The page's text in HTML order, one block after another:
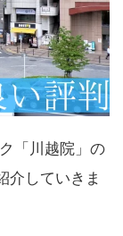
「川越院」の
介していきま